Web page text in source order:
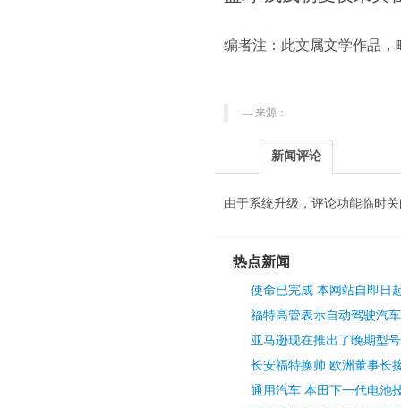
编者注：此文属文学作品，
来源：
新闻评论
由于系统升级，评论功能临时
热点新闻
使命已完成 本网站自即日
福特高管表示自动驾驶汽
亚马逊现在推出了晚期型
长安福特换帅 欧洲董事长
通用汽车 本田下一代电池